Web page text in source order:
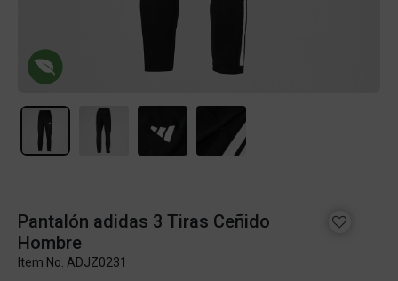
Pantalón adidas 3 Tiras Ceñido
Hombre
Item No. ADJZ0231